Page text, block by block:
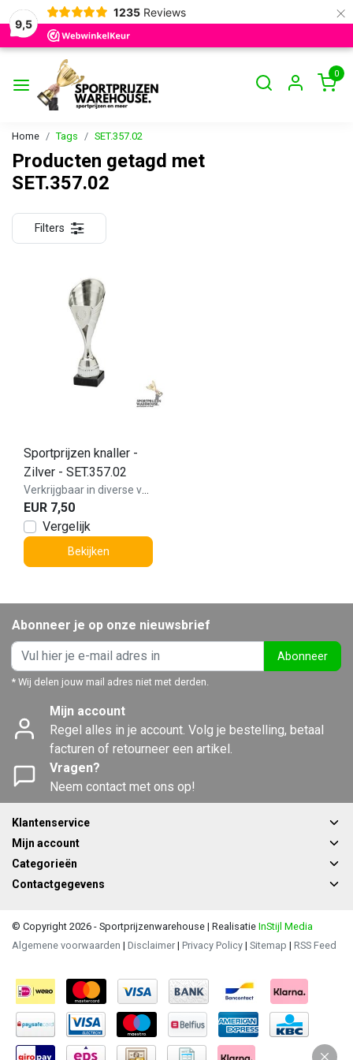
9,5
1235 Reviews ×
0
Home Tags SET.357.02
Producten getagd met
SET.357.02
Filters
Sportprijzen knaller -
Zilver - SET.357.02
EUR 7,50
Vergelijk
Bekijken
Abonneer je op onze nieuwsbrief
Abonneer
* Wij delen jouw mail adres niet met derden.
Mijn account
Regel alles in je account. Volg je bestelling, betaal
facturen of retourneer een artikel.
Vragen?
Neem contact met ons op!
Klantenservice
Mijn account
Categorieën
Contactgegevens
© Copyright 2026 - Sportprijzenwarehouse | Realisatie InStijl Media
Algemene voorwaarden | Disclaimer | Privacy Policy | Sitemap | RSS Feed